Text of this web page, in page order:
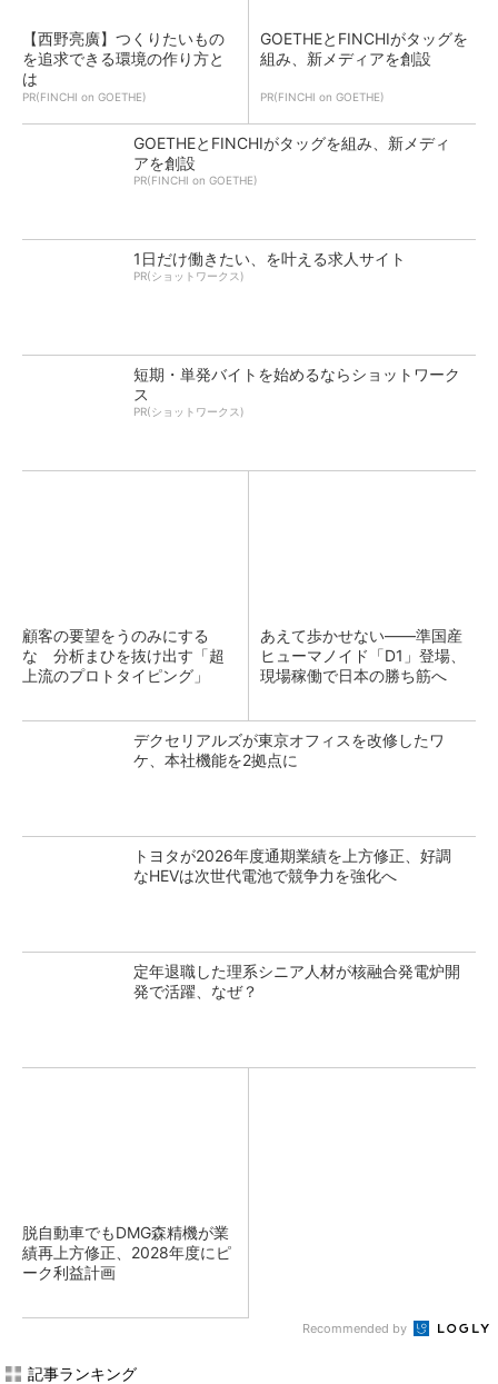
【西野亮廣】つくりたいもの
を追求できる環境の作り方と
は
PR(FINCHI on GOETHE)
GOETHEとFINCHIがタッグを
組み、新メディアを創設
PR(FINCHI on GOETHE)
GOETHEとFINCHIがタッグを組み、新メディ
アを創設
PR(FINCHI on GOETHE)
1日だけ働きたい、を叶える求人サイト
PR(ショットワークス)
短期・単発バイトを始めるならショットワーク
ス
PR(ショットワークス)
顧客の要望をうのみにする
な 分析まひを抜け出す「超
上流のプロトタイピング」
あえて歩かせない――準国産
ヒューマノイド「D1」登場、
現場稼働で日本の勝ち筋へ
デクセリアルズが東京オフィスを改修したワ
ケ、本社機能を2拠点に
トヨタが2026年度通期業績を上方修正、好調
なHEVは次世代電池で競争力を強化へ
定年退職した理系シニア人材が核融合発電炉開
発で活躍、なぜ？
脱自動車でもDMG森精機が業
績再上方修正、2028年度にピ
ーク利益計画
Recommended by
記事ランキング